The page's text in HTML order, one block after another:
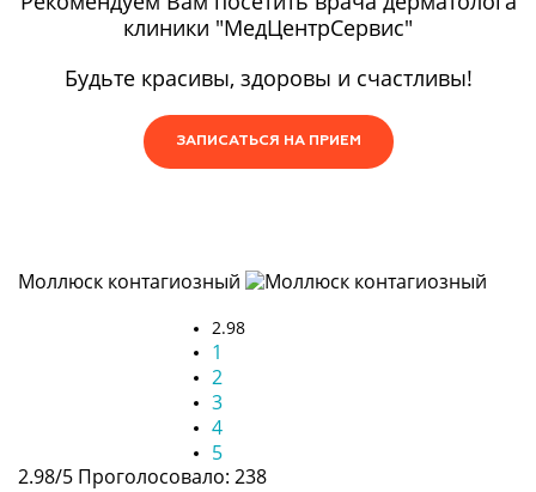
клиники "МедЦентрСервис"
Будьте красивы, здоровы и счастливы!
ЗАПИСАТЬСЯ НА ПРИЕМ
Моллюск контагиозный
2.98
1
2
3
4
5
2.98/5 Проголосовало: 238